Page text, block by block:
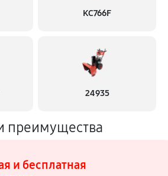
KC766F
24935
преимущества
и бесплатная